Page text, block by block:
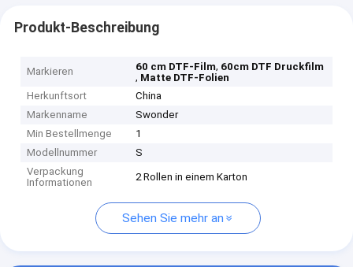
Produkt-Beschreibung
Markieren 60 cm DTF-Film, 60cm DTF Druckfilm
, Matte DTF-Folien
Herkunftsort
China
Markenname
Swonder
Min Bestellmenge
1
Modellnummer
S
Verpackung
Informationen
2 Rollen in einem Karton
Sehen Sie mehr an